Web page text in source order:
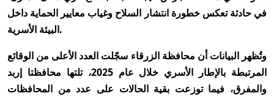
في حادثة تعكس خطورة انتشار السلاح وغياب معايير الحماية داخل
البيئة الأسرية.
وتُظهر البيانات أن محافظة الزرقاء سجّلت العدد الأعلى من الوقائع
المرتبطة بالإطار الأسري خلال عام 2025، تلتها محافظتا إربد
والمفرق، فيما توزعت بقية الحالات على عدد من المحافظات